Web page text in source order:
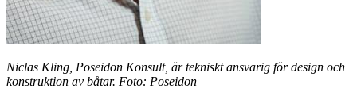
Niclas Kling, Poseidon Konsult, är tekniskt ansvarig för design och
konstruktion av båtar. Foto: Poseidon